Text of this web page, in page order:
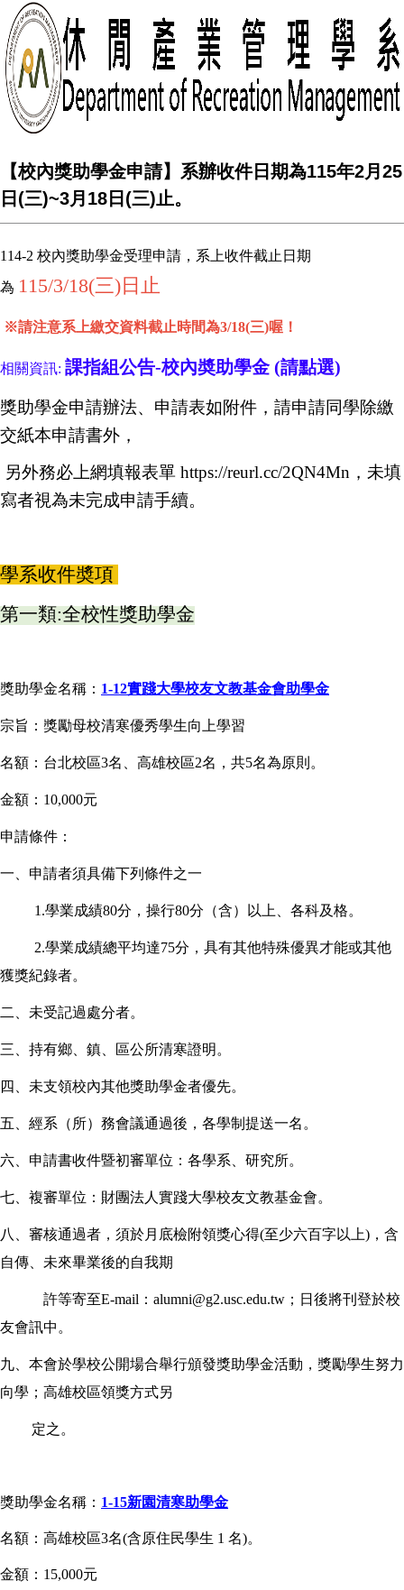
【校內獎助學金申請】系辦收件日期為115年2月25
日(三)~3月18日(三)止。
114-2 校內獎助學金受理申請，系上收件截止日期
為 115/3/18(三)日止
※請注意系上繳交資料截止時間為3/18(三)喔！
相關資訊: 課指組公告-校內奬助學金 (請點選)
獎助學金申請辦法、申請表如附件，請申請同學除繳
交紙本申請書外，
另外務必上網填報表單 https://reurl.cc/2QN4Mn ，未填
寫者視為未完成申請手續。
學系收件奬項
第一類:全校性獎助學金
獎助學金名稱： 1-12實踐大學校友文教基金會助學金
宗旨：獎勵母校清寒優秀學生向上學習
名額：台北校區3名、高雄校區2名，共5名為原則。
金額：10,000元
申請條件：
一、申請者須具備下列條件之一
1.學業成績80分，操行80分（含）以上、各科及格。
2.學業成績總平均達75分，具有其他特殊優異才能或其他
獲獎紀錄者。
二、未受記過處分者。
三、持有鄉 鎮 區公所清寒證明。
四、未支領校內其他獎助學金者優先。
五、經系（所）務會議通過後，各學制提送一名。
六、申請書收件暨初審單位：各學系、研究所。
七、複審單位：財團法人實踐大學校友文教基金會。
八、審核通過者，須於月底檢附領獎心得(至少六百字以上)，含
自傳、未來畢業後的自我期
許等寄至E-mail：alumni@g2.usc.edu.tw；日後將刊登於校
友會訊中。
九、本會於學校公開場合舉行頒發獎助學金活動，獎勵學生努力
向學；高雄校區領獎方式另
定之。
獎助學金名稱： 1-15新園清寒助學金
名額：高雄校區3名(含原住民學生 1 名)。
金額：15,000元